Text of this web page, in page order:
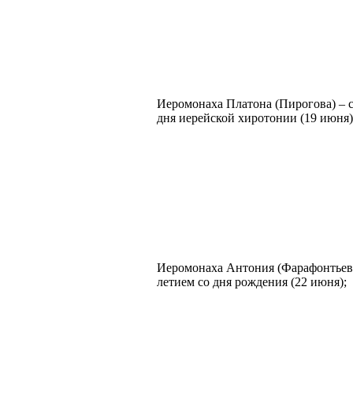
Иеромонаха Платона (Пирогова) –
дня иерейской хиротонии (19
Иеромонаха Антония
летием со дня рождения (22 июня);